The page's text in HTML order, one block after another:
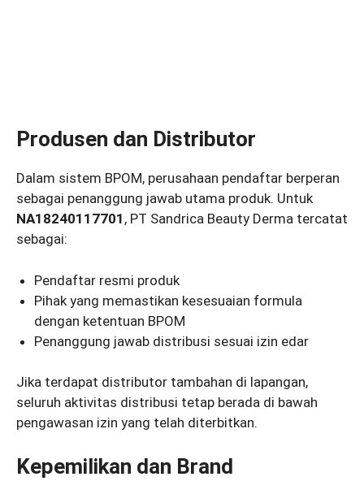
Produsen dan Distributor
Dalam sistem BPOM, perusahaan pendaftar berperan
sebagai penanggung jawab utama produk. Untuk
NA18240117701 , PT Sandrica Beauty Derma tercatat
sebagai:
Pendaftar resmi produk
Pihak yang memastikan kesesuaian formula
dengan ketentuan BPOM
Penanggung jawab distribusi sesuai izin edar
Jika terdapat distributor tambahan di lapangan,
seluruh aktivitas distribusi tetap berada di bawah
pengawasan izin yang telah diterbitkan.
Kepemilikan dan Brand